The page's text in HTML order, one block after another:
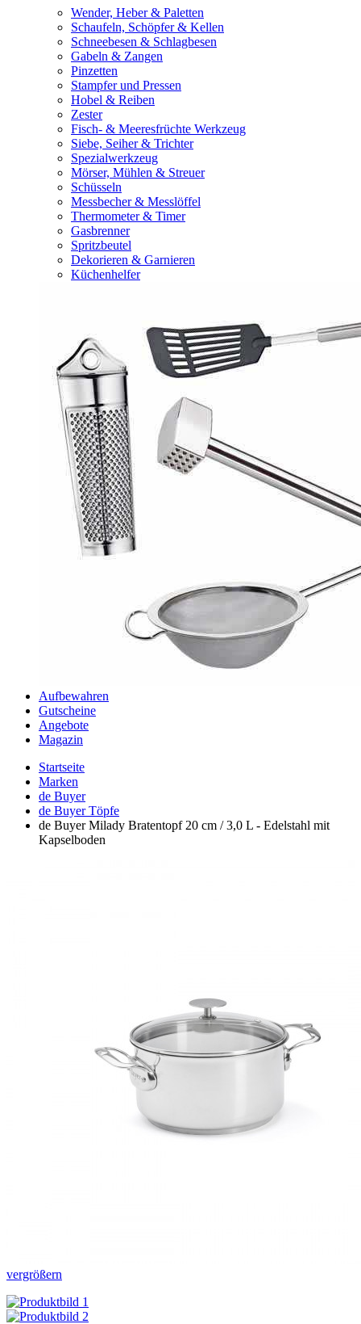
Wender, Heber & Paletten
Schaufeln, Schöpfer & Kellen
Schneebesen & Schlagbesen
Gabeln & Zangen
Pinzetten
Stampfer und Pressen
Hobel & Reiben
Zester
Fisch- & Meeresfrüchte Werkzeug
Siebe, Seiher & Trichter
Spezialwerkzeug
Mörser, Mühlen & Streuer
Schüsseln
Messbecher & Messlöffel
Thermometer & Timer
Gasbrenner
Spritzbeutel
Dekorieren & Garnieren
Küchenhelfer
Aufbewahren
Gutscheine
Angebote
Magazin
Startseite
Marken
de Buyer
de Buyer Töpfe
de Buyer Milady Bratentopf 20 cm / 3,0 L - Edelstahl mit
Kapselboden
vergrößern